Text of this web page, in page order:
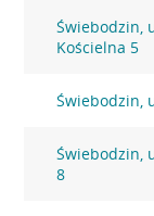
Świebodzin,
Kościelna 5
Świebodzin,
Świebodzin,
8